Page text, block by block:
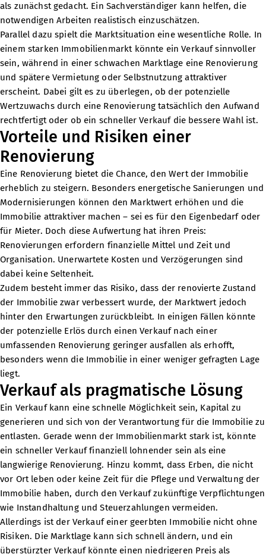
als zunächst gedacht. Ein Sachverständiger kann helfen, die
notwendigen Arbeiten realistisch einzuschätzen.
Parallel dazu spielt die Marktsituation eine wesentliche Rolle. In
einem starken Immobilienmarkt könnte ein Verkauf sinnvoller
sein, während in einer schwachen Marktlage eine Renovierung
und spätere Vermietung oder Selbstnutzung attraktiver
erscheint. Dabei gilt es zu überlegen, ob der potenzielle
Wertzuwachs durch eine Renovierung tatsächlich den Aufwand
rechtfertigt oder ob ein schneller Verkauf die bessere Wahl ist.
Vorteile und Risiken einer
Renovierung
Eine Renovierung bietet die Chance, den Wert der Immobilie
erheblich zu steigern. Besonders energetische Sanierungen und
Modernisierungen können den Marktwert erhöhen und die
Immobilie attraktiver machen – sei es für den Eigenbedarf oder
für Mieter. Doch diese Aufwertung hat ihren Preis:
Renovierungen erfordern finanzielle Mittel und Zeit und
Organisation. Unerwartete Kosten und Verzögerungen sind
dabei keine Seltenheit.
Zudem besteht immer das Risiko, dass der renovierte Zustand
der Immobilie zwar verbessert wurde, der Marktwert jedoch
hinter den Erwartungen zurückbleibt. In einigen Fällen könnte
der potenzielle Erlös durch einen Verkauf nach einer
umfassenden Renovierung geringer ausfallen als erhofft,
besonders wenn die Immobilie in einer weniger gefragten Lage
liegt.
Verkauf als pragmatische Lösung
Ein Verkauf kann eine schnelle Möglichkeit sein, Kapital zu
generieren und sich von der Verantwortung für die Immobilie zu
entlasten. Gerade wenn der Immobilienmarkt stark ist, könnte
ein schneller Verkauf finanziell lohnender sein als eine
langwierige Renovierung. Hinzu kommt, dass Erben, die nicht
vor Ort leben oder keine Zeit für die Pflege und Verwaltung der
Immobilie haben, durch den Verkauf zukünftige Verpflichtungen
wie Instandhaltung und Steuerzahlungen vermeiden.
Allerdings ist der Verkauf einer geerbten Immobilie nicht ohne
Risiken. Die Marktlage kann sich schnell ändern, und ein
überstürzter Verkauf könnte einen niedrigeren Preis als